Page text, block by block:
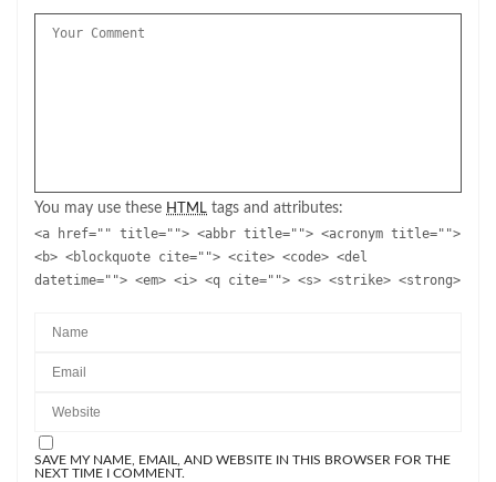
You may use these HTML tags and attributes:
<a href="" title=""> <abbr title=""> <acronym title="">
<b> <blockquote cite=""> <cite> <code> <del
datetime=""> <em> <i> <q cite=""> <s> <strike> <strong>
SAVE MY NAME, EMAIL, AND WEBSITE IN THIS BROWSER FOR THE
NEXT TIME I COMMENT.